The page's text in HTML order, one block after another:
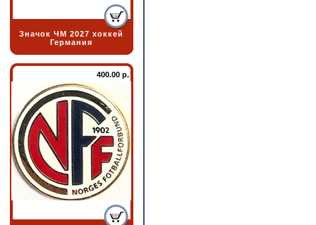
Значок ЧМ 2027 хоккей
Германия
400.00 р.